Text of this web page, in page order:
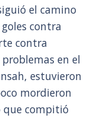
el camino
contra
contra
en el
estuvieron
mordieron
compitió